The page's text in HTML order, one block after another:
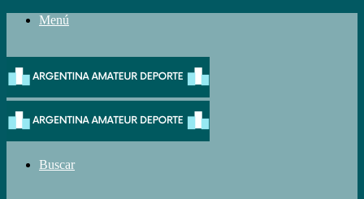
Menú
Buscar